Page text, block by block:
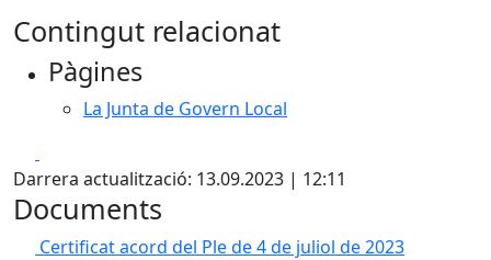
Contingut relacionat
Pàgines
La Junta de Govern Local
Darrera actualització: 13.09.2023 | 12:11
Documents
Certificat acord del Ple de 4 de juliol de 2023